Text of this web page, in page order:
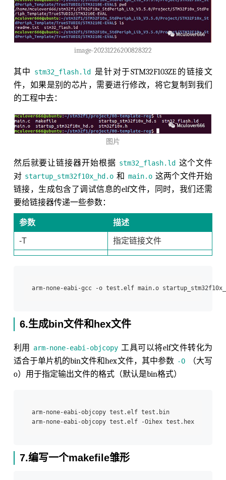
image-20231226200828322
其中 stm32_flash.ld
是针对于STM32F103ZE的链接文
件，如果是别的芯片，需要进行修改，将它复制到我们
的工程中去：
图片
然后就要让链接器开始根据 stm32_flash.ld 这个文件
对 startup_stm32f10x_hd.o 和 main.o 这两个文件开始
链接，生成包含了调试信息的elf文件，同时，我们还需
要给链接器传递一些参数：
参数 描述
-T 指定链接文件
6.生成bin文件和hex文件
利用 arm-none-eabi-objcopy 工具可以将elf文件转化为
适合于单片机的bin文件和hex文件，其中参数 -O
（大写
o）用于指定输出文件的格式（默认是bin格式）
arm-none-eabi-objcopy test.elf test.bin
arm-none-eabi-objcopy test.elf -Oihex test.hex
7.编写一个makefile雏形